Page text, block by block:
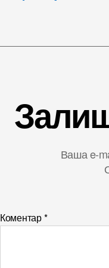
Ваша e-
Коментар*